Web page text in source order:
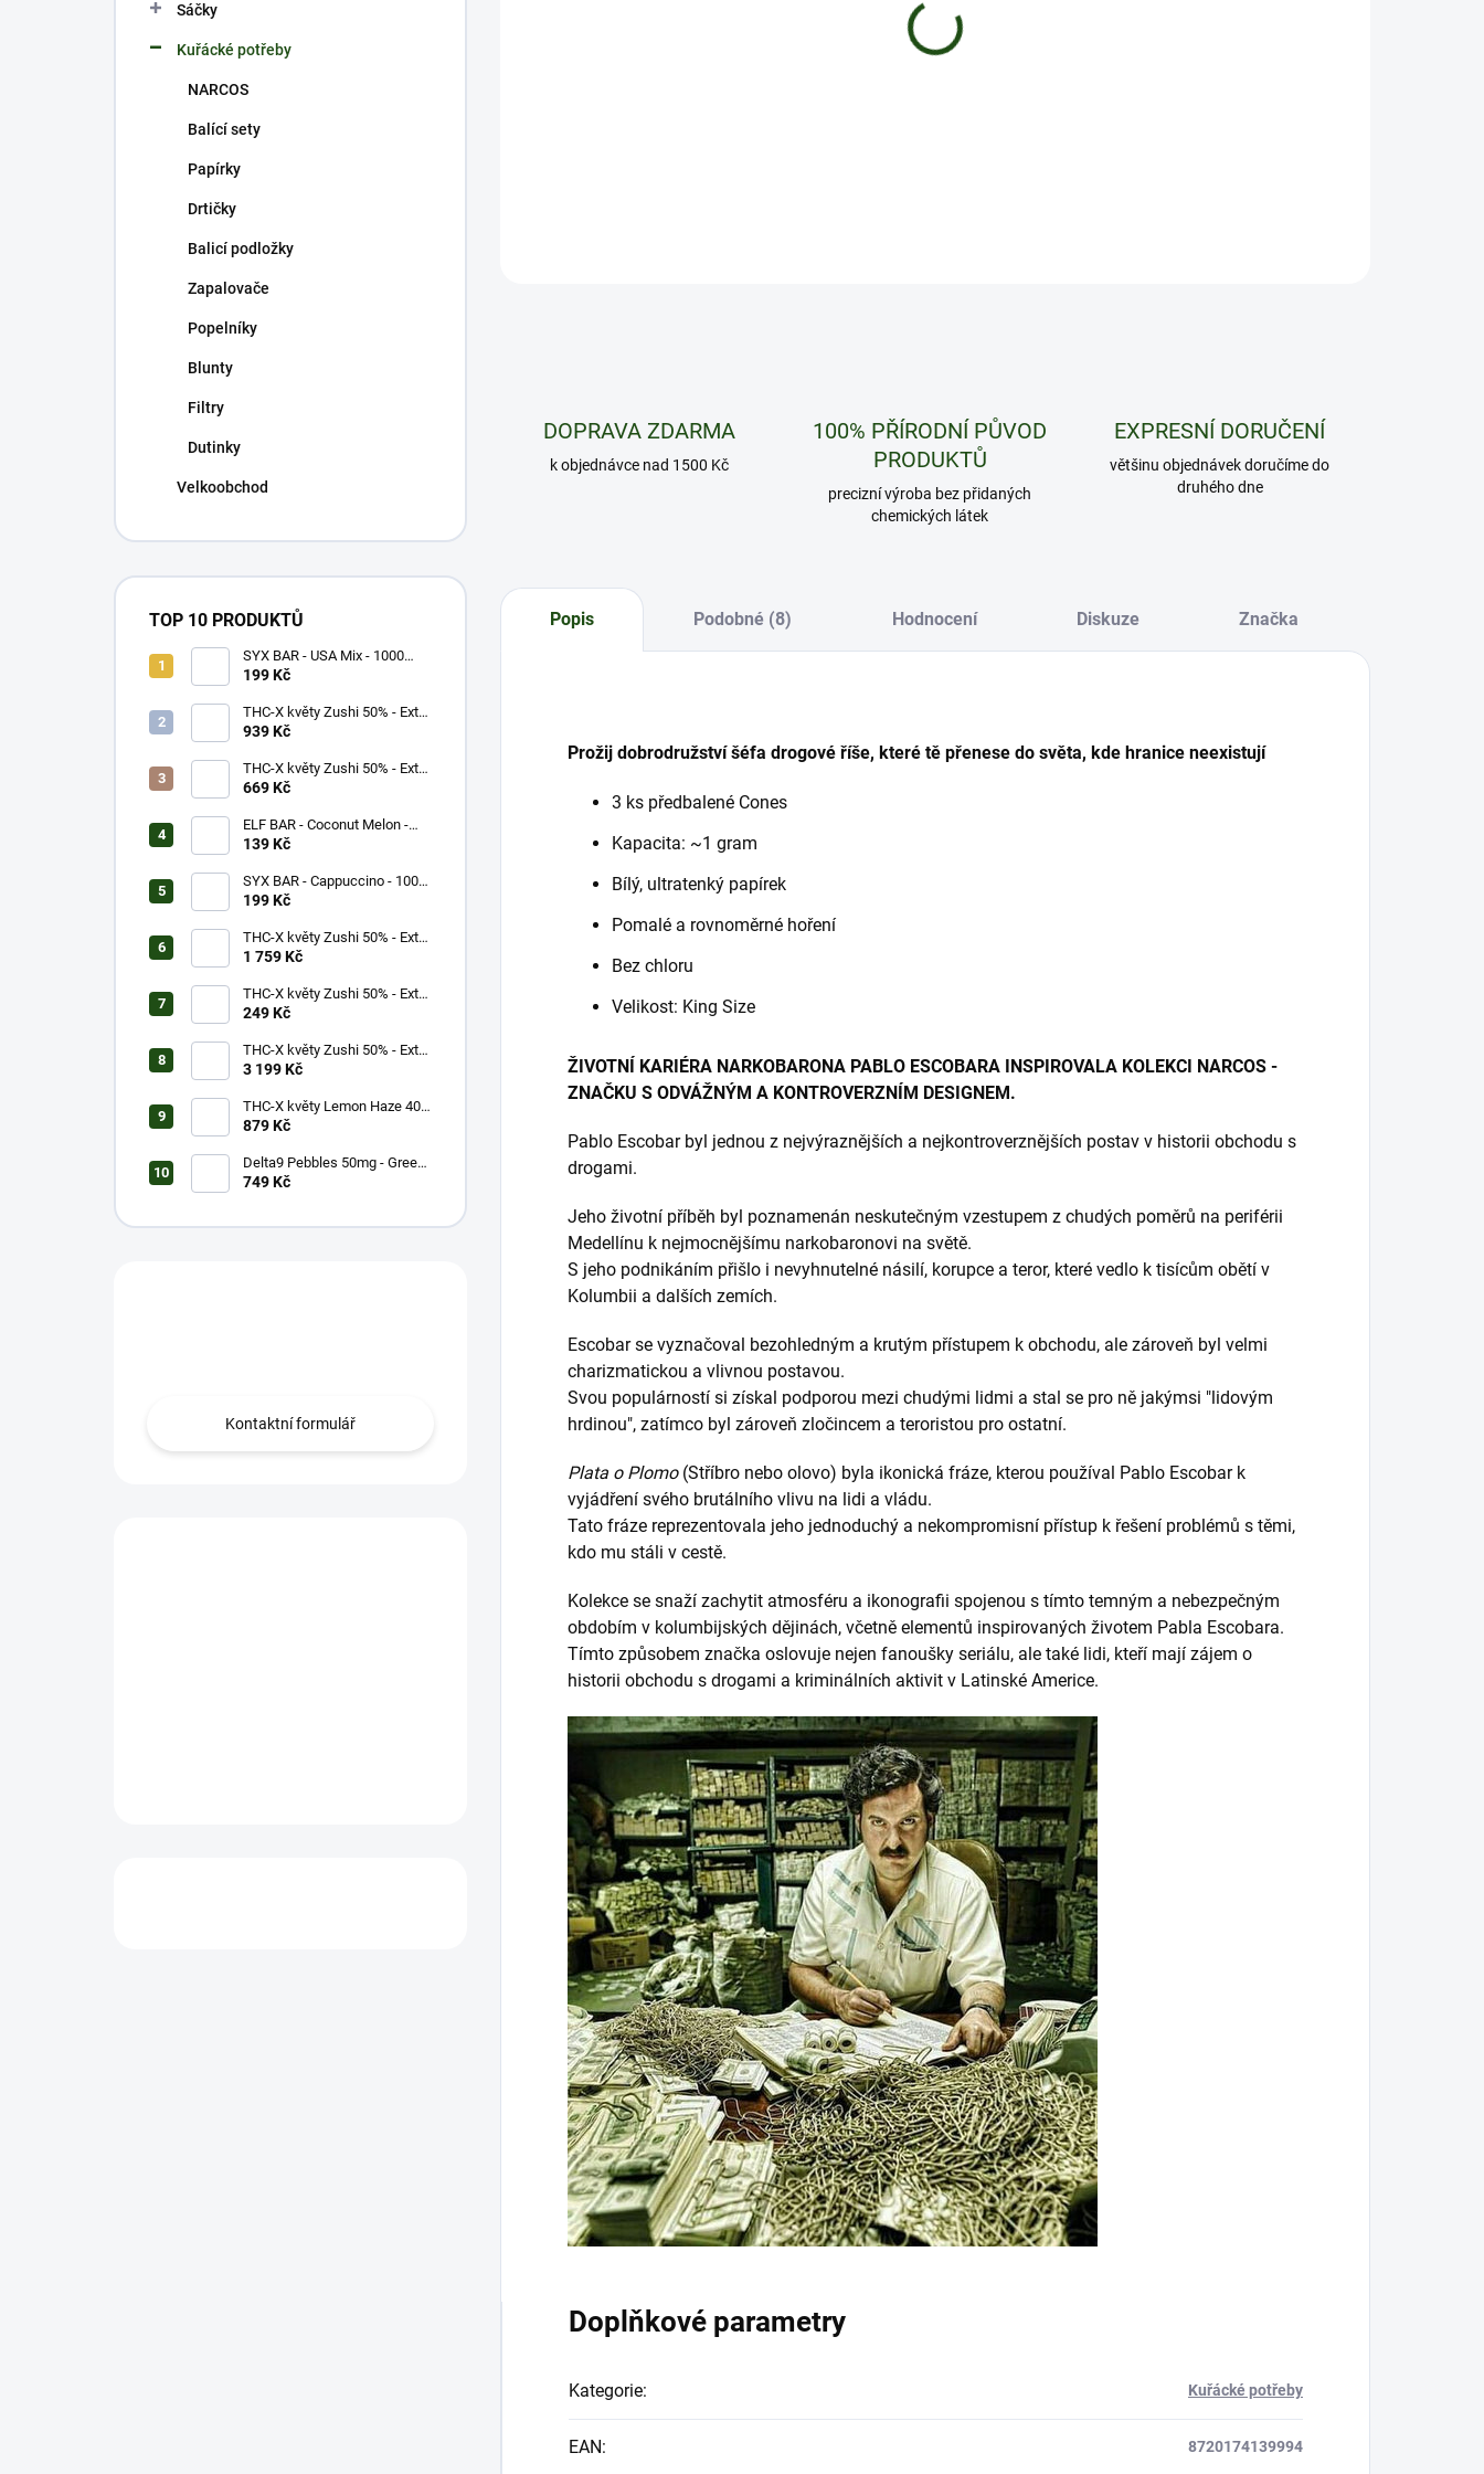
Sáčky
Kuřácké potřeby
NARCOS
Balící sety
Papírky
Drtičky
Balicí podložky
Zapalovače
Popelníky
Blunty
Filtry
Dutinky
Velkoobchod
TOP 10 PRODUKTŮ
SYX BAR - USA Mix - 1000
potáhnutí - 16,5mg
199 Kč
THC-X květy Zushi 50% - Extra
Strong (5g)
939 Kč
THC-X květy Zushi 50% - Extra
Strong (3g)
669 Kč
ELF BAR - Coconut Melon -
600 potáhnutí - 20mg
139 Kč
SYX BAR - Cappuccino - 1000
potáhnutí - 16,5mg
199 Kč
THC-X květy Zushi 50% - Extra
Strong (10g)
1 759 Kč
THC-X květy Zushi 50% - Extra
Strong (1g)
249 Kč
THC-X květy Zushi 50% - Extra
Strong (20g)
3 199 Kč
THC-X květy Lemon Haze 40%
(5g)
879 Kč
Delta9 Pebbles 50mg - Green
Apple (1 balení)
749 Kč
Kontaktní formulář
DOPRAVA ZDARMA
k objednávce nad 1500 Kč
100% PŘÍRODNÍ PŮVOD
PRODUKTŮ
precizní výroba bez přidaných
chemických látek
EXPRESNÍ DORUČENÍ
většinu objednávek doručíme do
druhého dne
Popis Podobné (8) Hodnocení Diskuze Značka
Prožij dobrodružství šéfa drogové říše, které tě přenese do světa, kde hranice neexistují
3 ks předbalené Cones
Kapacita: ~1 gram
Bílý, ultratenký papírek
Pomalé a rovnoměrné hoření
Bez chloru
Velikost: King Size
ŽIVOTNÍ KARIÉRA NARKOBARONA PABLO ESCOBARA INSPIROVALA KOLEKCI NARCOS -
ZNAČKU S ODVÁŽNÝM A KONTROVERZNÍM DESIGNEM.
Pablo Escobar byl jednou z nejvýraznějších a nejkontroverznějších postav v historii obchodu s
drogami.
Jeho životní příběh byl poznamenán neskutečným vzestupem z chudých poměrů na periférii
Medellínu k nejmocnějšímu narkobaronovi na světě.
S jeho podnikáním přišlo i nevyhnutelné násilí, korupce a teror, které vedlo k tisícům obětí v
Kolumbii a dalších zemích.
Escobar se vyznačoval bezohledným a krutým přístupem k obchodu, ale zároveň byl velmi
charizmatickou a vlivnou postavou.
Svou populárností si získal podporou mezi chudými lidmi a stal se pro ně jakýmsi "lidovým
hrdinou", zatímco byl zároveň zločincem a teroristou pro ostatní.
Plata o Plomo(Stříbro nebo olovo) byla ikonická fráze, kterou používal Pablo Escobar k
vyjádření svého brutálního vlivu na lidi a vládu.
Tato fráze reprezentovala jeho jednoduchý a nekompromisní přístup k řešení problémů s těmi,
kdo mu stáli v cestě.
Kolekce se snaží zachytit atmosféru a ikonografii spojenou s tímto temným a nebezpečným
obdobím v kolumbijských dějinách, včetně elementů inspirovaných životem Pabla Escobara.
Tímto způsobem značka oslovuje nejen fanoušky seriálu, ale také lidi, kteří mají zájem o
historii obchodu s drogami a kriminálních aktivit v Latinské Americe.
Doplňkové parametry
Kategorie: Kuřácké potřeby
EAN: 8720174139994